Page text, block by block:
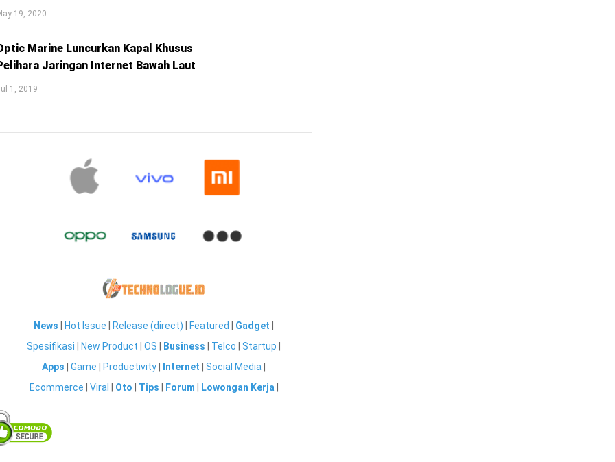
19, 2020
Marine Luncurkan Kapal Khusus
Jaringan Internet Bawah Laut
1, 2019
News Hot Issue Release (direct) Featured Gadget
Spesifikasi
New Product OS Business Telco Startup
Apps
Game Productivity Internet Social Media
Ecommerce
Viral Oto Tips Forum Lowongan Kerja